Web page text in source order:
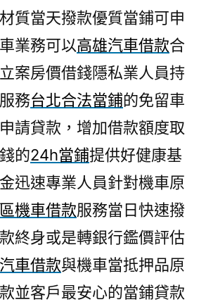
質當天撥款優質當鋪可申
業務可以高雄汽車借款合
案房價借錢隱私業人員持
務台北合法當鋪的免留車
請貸款，增加借款額度取
的24h當鋪提供好健康基
迅速專業人員針對機車原
機車借款服務當日快速撥
終身或是轉銀行鑑價評估
車借款與機車當抵押品原
並客戶最安心的當鋪貸款